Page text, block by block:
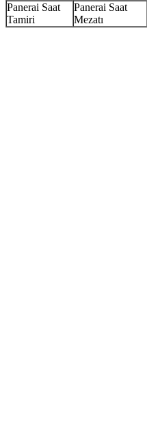
Panerai Saat
Tamiri
Panerai Saat
Mezatı